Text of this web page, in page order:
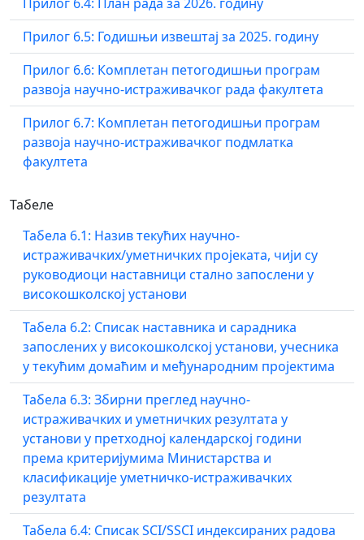
Прилог 6.5: Годишњи извештај за 2025. годину
Прилог 6.6: Комплетан петогодишњи програм
развоја научно-истраживачког рада факултета
Прилог 6.7: Комплетан петогодишњи програм
развоја научно-истраживачког подмлатка
факултета
Табеле
Табела 6.1: Назив текућих научно-
истраживачких/уметничких пројеката, чији су
руководиоци наставници стално запослени у
високошколској установи
Табела 6.2: Списак наставника и сарадника
запослених у високошколској установи, учесника
у текућим домаћим и међународним пројектима
Табела 6.3: Збирни преглед научно-
истраживачких и уметничких резултата у
установи у претходној календарској години
према критеријумима Министарства и
класификације уметничко-истраживачких
резултата
Табела 6.4: Списак SCI/SSCI индексираних радова